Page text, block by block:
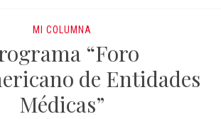
MI COLUMNA
“Foro
de Entidades
Médicas”